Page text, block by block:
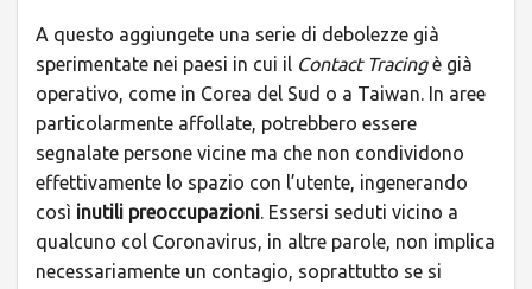
A questo aggiungete una serie di debolezze già
sperimentate nei paesi in cui il Contact Tracingè già
operativo, come in Corea del Sud o a Taiwan. In aree
particolarmente affollate, potrebbero essere
segnalate persone vicine ma che non condividono
effettivamente lo spazio con l’utente, ingenerando
così inutili preoccupazioni. Essersi seduti vicino a
qualcuno col Coronavirus, in altre parole, non implica
necessariamente un contagio, soprattutto se si